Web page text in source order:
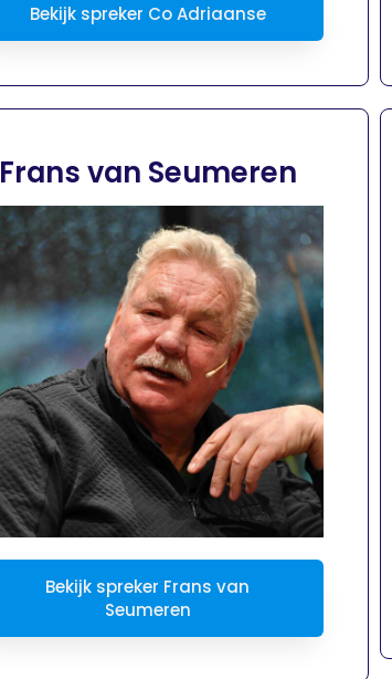
Bekijk spreker Co Adriaanse
Frans van Seumeren
Bekijk spreker Frans van
Seumeren